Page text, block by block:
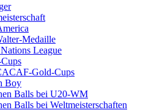
Medaille
League
Gold-Cups
Boy
Balls bei U20-WM
Balls bei Weltmeisterschaften